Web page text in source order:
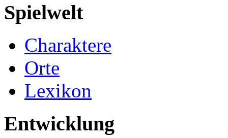
Spielwelt
Charaktere
Orte
Lexikon
Entwicklung